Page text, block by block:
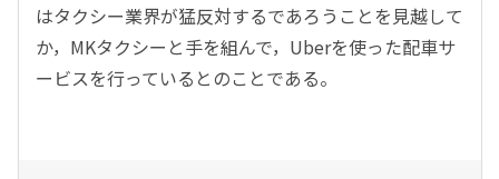
はタクシー業界が猛反対するであろうことを見越して
か，MKタクシーと手を組んで，Uberを使った配車サ
ービスを行っているとのことである。